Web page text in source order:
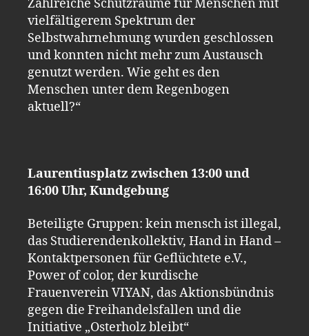
Zahlreiche Schutzräume für Menschen mit
vielfältigerem Spektrum der
Selbstwahrnehmung wurden geschlossen
und konnten nicht mehr zum Austausch
genutzt werden. Wie geht es den
Menschen unter dem Regenbogen
aktuell?“
Laurentiusplatz zwischen 13:00 und
16:00 Uhr, Kundgebung
Beteiligte Gruppen: kein mensch ist illegal,
das Studierendenkollektiv, Hand in Hand –
Kontaktpersonen für Geflüchtete e.V.,
Power of color, der kurdische
Frauenverein VIYAN, das Aktionsbündnis
gegen die Freihandelsfallen und die
Initiative „Osterholz bleibt“